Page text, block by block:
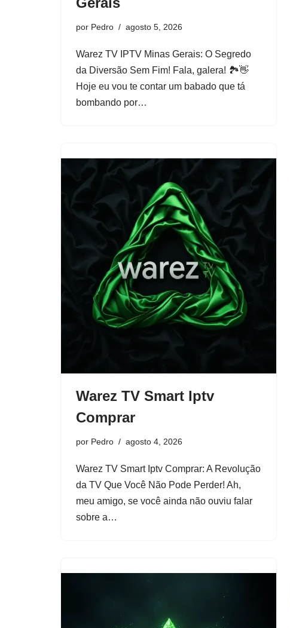
por Pedro agosto 5, 2026
Warez TV IPTV Minas Gerais: O Segredo
da Diversão Sem Fim! Fala, galera! 🏞️👋
Hoje eu vou te contar um babado que tá
bombando por…
Warez TV Smart Iptv
Comprar
por Pedro agosto 4, 2026
Warez TV Smart Iptv Comprar: A Revolução
da TV Que Você Não Pode Perder! Ah,
meu amigo, se você ainda não ouviu falar
sobre a…